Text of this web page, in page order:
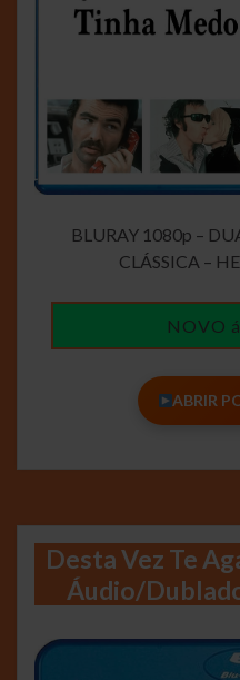
BLURAY 1080p –
CLÁSSICA –
NOVO
ABRIR
Desta Vez Te
Áudio/